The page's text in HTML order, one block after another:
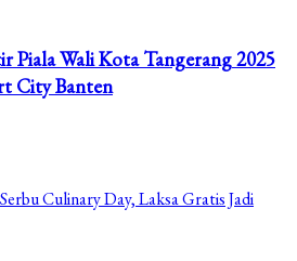
Piala Wali Kota Tangerang 2025
City Banten